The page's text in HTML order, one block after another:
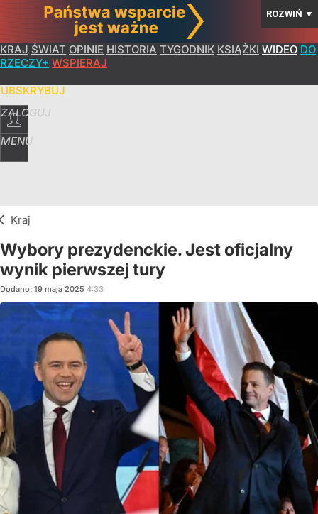
ROZWIŃ ▼
KRAJ ŚWIAT OPINIE HISTORIA TYGODNIK KSIĄŻKI WIDEO DO
RZECZY+ WSPIERAJ
ZALOGUJ
MENU
Kraj
Wybory prezydenckie. Jest oficjalny
wynik pierwszej tury
Dodano: 19 maja 2025 4:33